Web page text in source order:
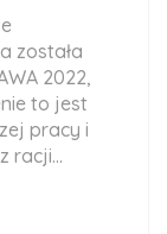
została
2022,
to jest
pracy i
racji...